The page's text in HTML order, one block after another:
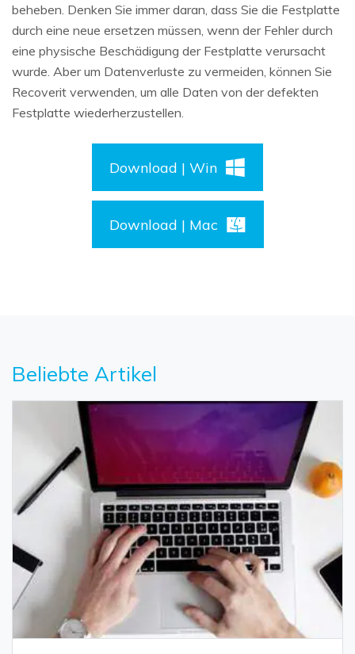
beheben. Denken Sie immer daran, dass Sie die Festplatte
durch eine neue ersetzen müssen, wenn der Fehler durch
eine physische Beschädigung der Festplatte verursacht
wurde. Aber um Datenverluste zu vermeiden, können Sie
Recoverit verwenden, um alle Daten von der defekten
Festplatte wiederherzustellen.
Download | Win
Download | Mac
Beliebte Artikel